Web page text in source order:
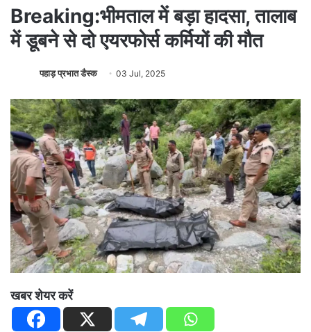
Breaking:भीमताल में बड़ा हादसा, तालाब
में डूबने से दो एयरफोर्स कर्मियों की मौत
पहाड़ प्रभात डैस्क 03 Jul, 2025
खबर शेयर करें